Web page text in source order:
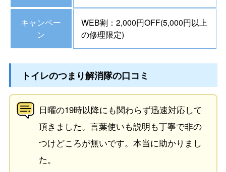
キャンペー
ン
WEB割：2,000円OFF(5,000円以上
の修理限定)
トイレのつまり解消隊の口コミ
日曜の19時以降にも関わらず迅速対応して
頂きました。言葉使いも説明も丁寧で非の
つけどころが無いです。本当に助かりまし
た。